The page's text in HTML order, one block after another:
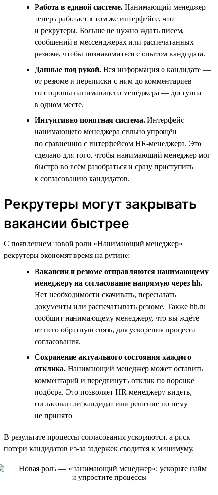
Работа в единой системе. Нанимающий менеджер
теперь работает в том же интерфейсе, что
и рекрутеры. Больше не нужно ждать писем,
сообщений в мессенджерах или распечатанных
резюме, чтобы познакомиться с опытом кандидата.
Данные под рукой. Вся информация о кандидате —
от резюме и переписки с ним до комментариев
со стороны нанимающего менеджера — доступна
в одном месте.
Интуитивно понятная система. Интерфейс
нанимающего менеджера сильно упрощён
по сравнению с интерфейсом HR-менеджера. Это
сделано для того, чтобы нанимающий менеджер мог
быстро во всём разобраться и сразу приступить
к согласованию кандидатов.
Рекрутеры могут закрывать
вакансии быстрее
С появлением новой роли «Нанимающий менеджер»
рекрутеры экономят время на рутине:
Вакансии и резюме отправляются нанимающему
менеджеру на согласование напрямую через hh.
Нет необходимости скачивать, пересылать
документы или распечатывать резюме. Также hh.ru
сообщит нанимающему менеджеру, что вы ждёте
от него обратную связь, для ускорения процесса
согласования.
Сохранение актуального состояния каждого
отклика. Нанимающий менеджер может оставить
комментарий и передвинуть отклик по воронке
подбора. Это позволяет HR-менеджеру видеть,
согласован ли кандидат или решение по нему
не принято.
В результате процессы согласования ускоряются, а риск
потери кандидатов из-за задержек сводится к минимуму.